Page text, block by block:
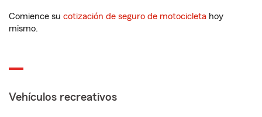
Comience su cotización de seguro de motocicleta hoy
mismo.
Vehículos recreativos